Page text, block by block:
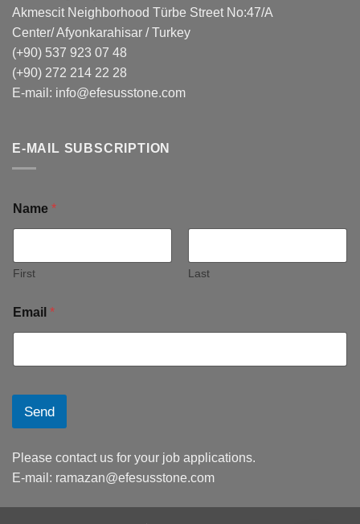
Akmescit Neighborhood Türbe Street No:47/A
Center/ Afyonkarahisar / Turkey
(+90) 537 923 07 48
(+90) 272 214 22 28
E-mail: info@efesusstone.com
E-MAIL SUBSCRIPTION
Name *
First Last
Email *
Send
Please contact us for your job applications.
E-mail: ramazan@efesusstone.com